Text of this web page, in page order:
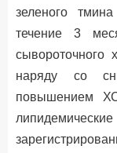
зеленого
течение 3
сывороточного
наряду со
повышением